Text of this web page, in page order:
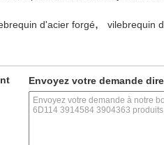
d'acier forgé, vilebrequin
Envoyez votre demande